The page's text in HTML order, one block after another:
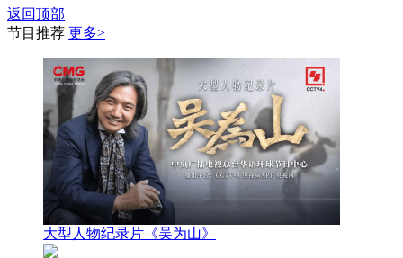
返回顶部
节目推荐 更多>
大型人物纪录片《吴为山》